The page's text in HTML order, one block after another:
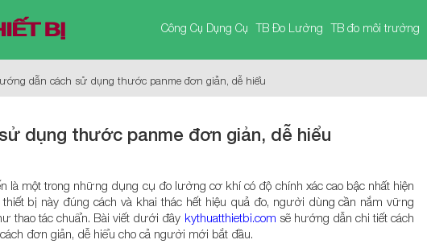
Công Cụ Dụng Cụ TB Đo Lường TB đo môi trường
dẫn cách sử dụng thước panme đơn giản, dễ hiểu
dụng thước panme đơn giản, dễ hiểu
là một trong những dụng cụ đo lường cơ khí có độ chính xác cao bậc nhất hiện
bị này đúng cách và khai thác hết hiệu quả đo, người dùng cần nắm vững
thao tác chuẩn. Bài viết dưới đây kythuatthietbi.com sẽ hướng dẫn chi tiết cách
đơn giản, dễ hiểu cho cả người mới bắt đầu.